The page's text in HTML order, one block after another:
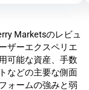
Marketsのレビュ
ザーエクスペリエ
可能な資産、手数
などの主要な側面
ォームの強みと弱